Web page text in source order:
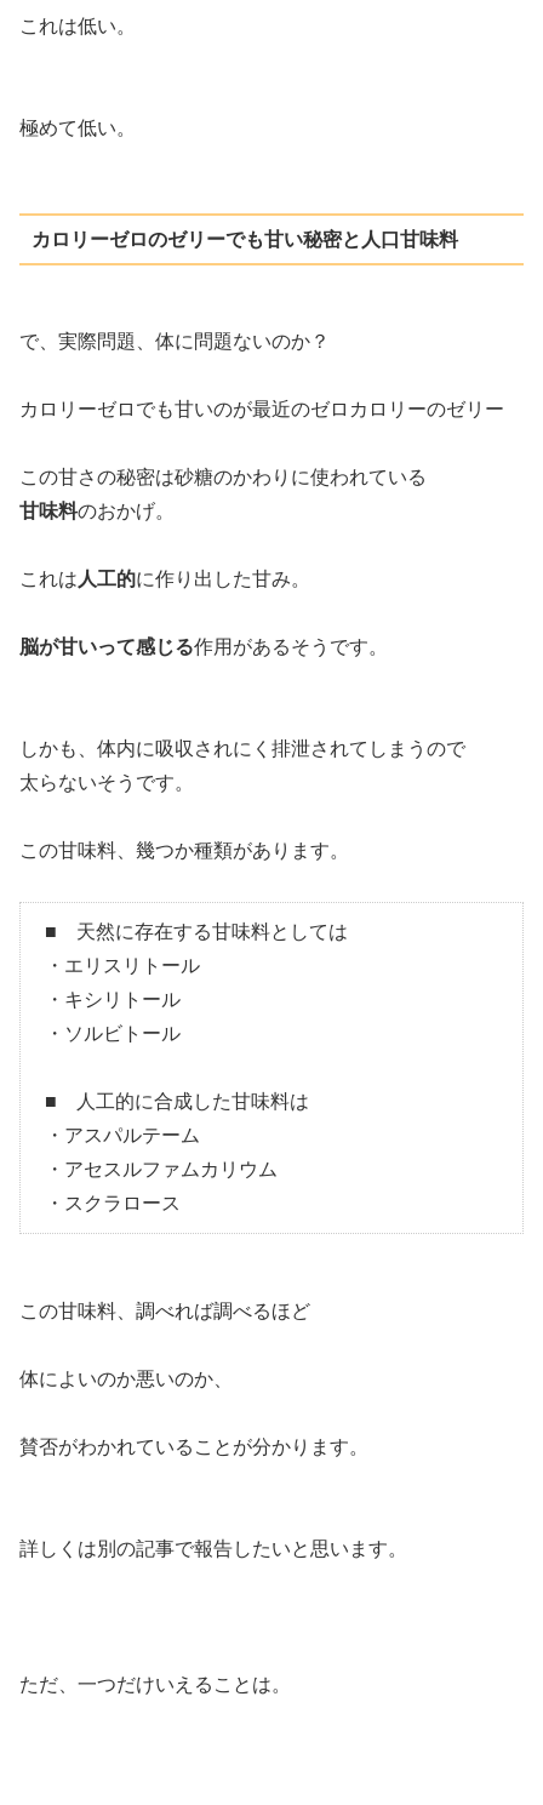
これは低い。
極めて低い。
カロリーゼロのゼリーでも甘い秘密と人口甘味料
で、実際問題、体に問題ないのか？
カロリーゼロでも甘いのが最近のゼロカロリーのゼリー
この甘さの秘密は砂糖のかわりに使われている
甘味料のおかげ。
これは 人工的に作り出した甘み。
脳が甘いって感じる作用があるそうです。
しかも、体内に吸収されにく排泄されてしまうので
太らないそうです。
この甘味料、幾つか種類があります。
■ 天然に存在する甘味料としては
・エリスリトール
・キシリトール
・ソルビトール
■ 人工的に合成した甘味料は
・アスパルテーム
・アセスルファムカリウム
・スクラロース
この甘味料、調べれば調べるほど
体によいのか悪いのか、
賛否がわかれていることが分かります。
詳しくは別の記事で報告したいと思います。
ただ、一つだけいえることは。